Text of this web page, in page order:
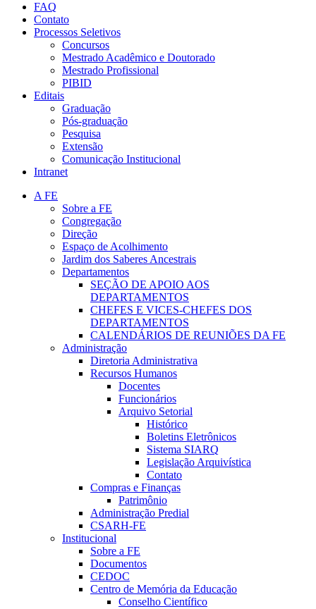
FAQ
Contato
Processos Seletivos
Concursos
Mestrado Acadêmico e Doutorado
Mestrado Profissional
PIBID
Editais
Graduação
Pós-graduação
Pesquisa
Extensão
Comunicação Institucional
Intranet
A FE
Sobre a FE
Congregação
Direção
Espaço de Acolhimento
Jardim dos Saberes Ancestrais
Departamentos
SEÇÃO DE APOIO AOS
DEPARTAMENTOS
CHEFES E VICES-CHEFES DOS
DEPARTAMENTOS
CALENDÁRIOS DE REUNIÕES DA FE
Administração
Diretoria Administrativa
Recursos Humanos
Docentes
Funcionários
Arquivo Setorial
Histórico
Boletins Eletrônicos
Sistema SIARQ
Legislação Arquivística
Contato
Compras e Finanças
Patrimônio
Administração Predial
CSARH-FE
Institucional
Sobre a FE
Documentos
CEDOC
Centro de Memória da Educação
Conselho Científico